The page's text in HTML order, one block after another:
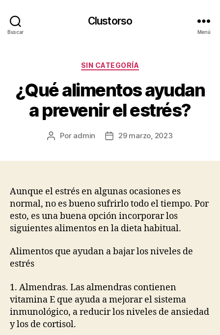
Buscar
Clustorso
Menú
Categorías
SIN CATEGORÍA
¿Qué alimentos ayudan
a prevenir el estrés?
Autor
Por admin
Fecha29 marzo, 2023
Aunque el estrés en algunas ocasiones es
normal, no es bueno sufrirlo todo el tiempo. Por
esto, es una buena opción incorporar los
siguientes alimentos en la dieta habitual.
Alimentos que ayudan a bajar los niveles de
estrés
1. Almendras. Las almendras contienen
vitamina E que ayuda a mejorar el sistema
inmunológico, a reducir los niveles de ansiedad
y los de cortisol.